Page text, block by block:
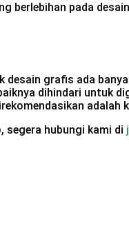
berlebihan pada
grafis ada
dihindari untuk
segera hubungi kami di